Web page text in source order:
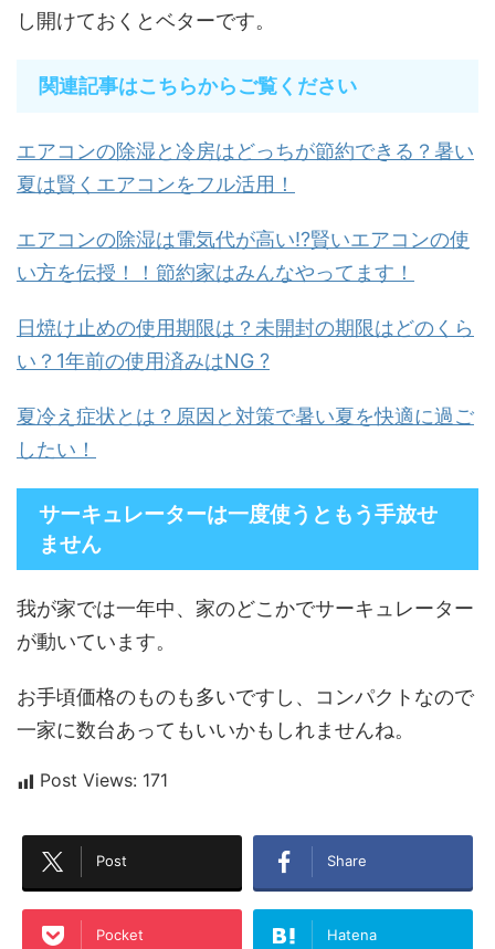
し開けておくとベターです。
関連記事はこちらからご覧ください
エアコンの除湿と冷房はどっちが節約できる？暑い
夏は賢くエアコンをフル活用！
エアコンの除湿は電気代が高い!?賢いエアコンの使
い方を伝授！！節約家はみんなやってます！
日焼け止めの使用期限は？未開封の期限はどのくら
い？1年前の使用済みはNG ?
夏冷え症状とは？原因と対策で暑い夏を快適に過ご
したい！
サーキュレーターは一度使うともう手放せ
ません
我が家では一年中、家のどこかでサーキュレーター
が動いています。
お手頃価格のものも多いですし、コンパクトなので
一家に数台あってもいいかもしれませんね。
Post Views: 171
Post Share
Pocket Hatena